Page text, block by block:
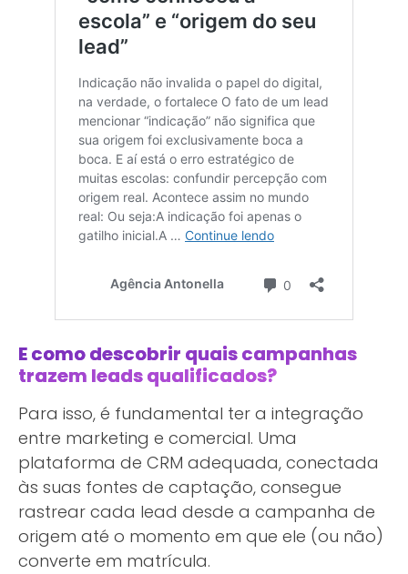
E como descobrir quais campanhas
trazem leads qualificados?
Para isso, é fundamental ter a integração
entre marketing e comercial. Uma
plataforma de CRM adequada, conectada
às suas fontes de captação, consegue
rastrear cada lead desde a campanha de
origem até o momento em que ele (ou não)
converte em matrícula.